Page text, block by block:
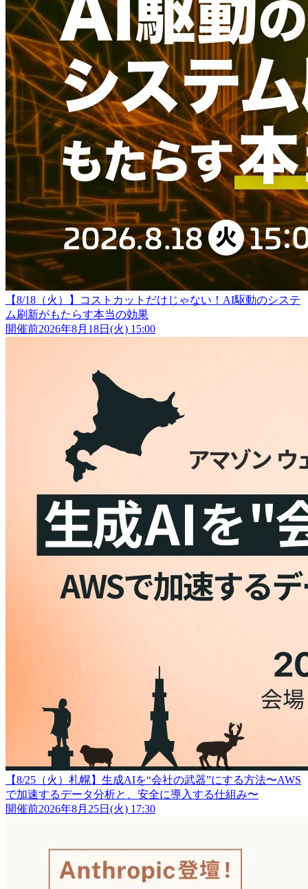
【8/18（火）】コストカットだけじゃない！AI駆動のシステ
ム刷新がもたらす本当の効果
開催前2026年8月18日(火) 15:00
【8/25（火）札幌】生成AIを“会社の武器”にする方法〜AWS
で加速するデータ分析と、安全に導入する仕組み〜
開催前2026年8月25日(火) 17:30